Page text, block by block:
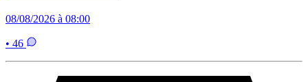
08/08/2026 à 08:00
• 46